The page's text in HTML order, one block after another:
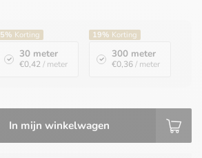
5% Korting
30 meter
€0,42/ meter
19% Korting
300 meter
€0,36/ meter
In mijn winkelwagen